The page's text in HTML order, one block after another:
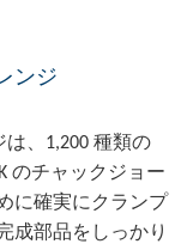
ンジ
は、1,200 種類の
のチャックジョー
に確実にクランプ
成部品をしっかり